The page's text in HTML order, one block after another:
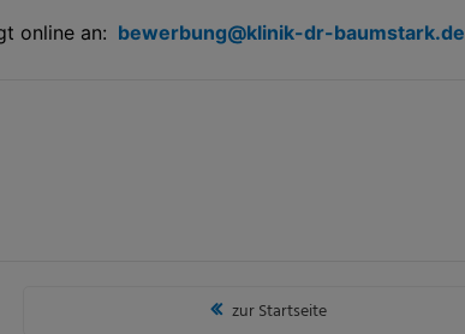
online an: bewerbung@klinik-dr-baumstark.de
zur Startseite